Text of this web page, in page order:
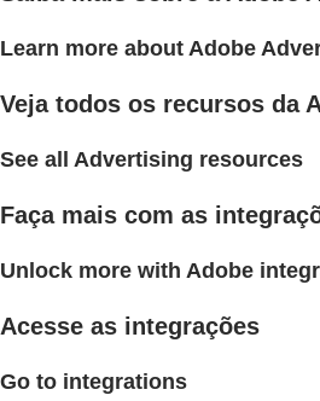
Learn more about Adobe
Veja todos os recursos da
See all Advertising resources
Faça mais com as
Unlock more with Adobe
Acesse as integrações
Go to integrations